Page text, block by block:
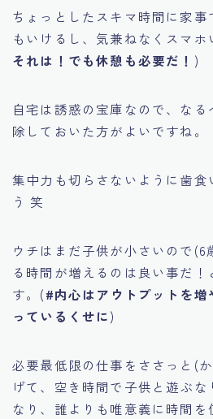
ちょっとしたスキマ時間に家事
もいけるし、気兼ねなくスマホ
それは！でも休憩も必要だ！ )
自宅は誘惑の宝庫なので、な
除しておいた方がよいですね。
集中力も切らさないように歯食
う 笑
ウチはまだ子供が小さいので(6
る時間が増えるのは良い事だ！
す。(#内心はアウトプットを
っているくせに)
必要最低限の仕事をささっと(
げて、空き時間で子供と遊ぶ
なり、誰よりも唯意義に時間